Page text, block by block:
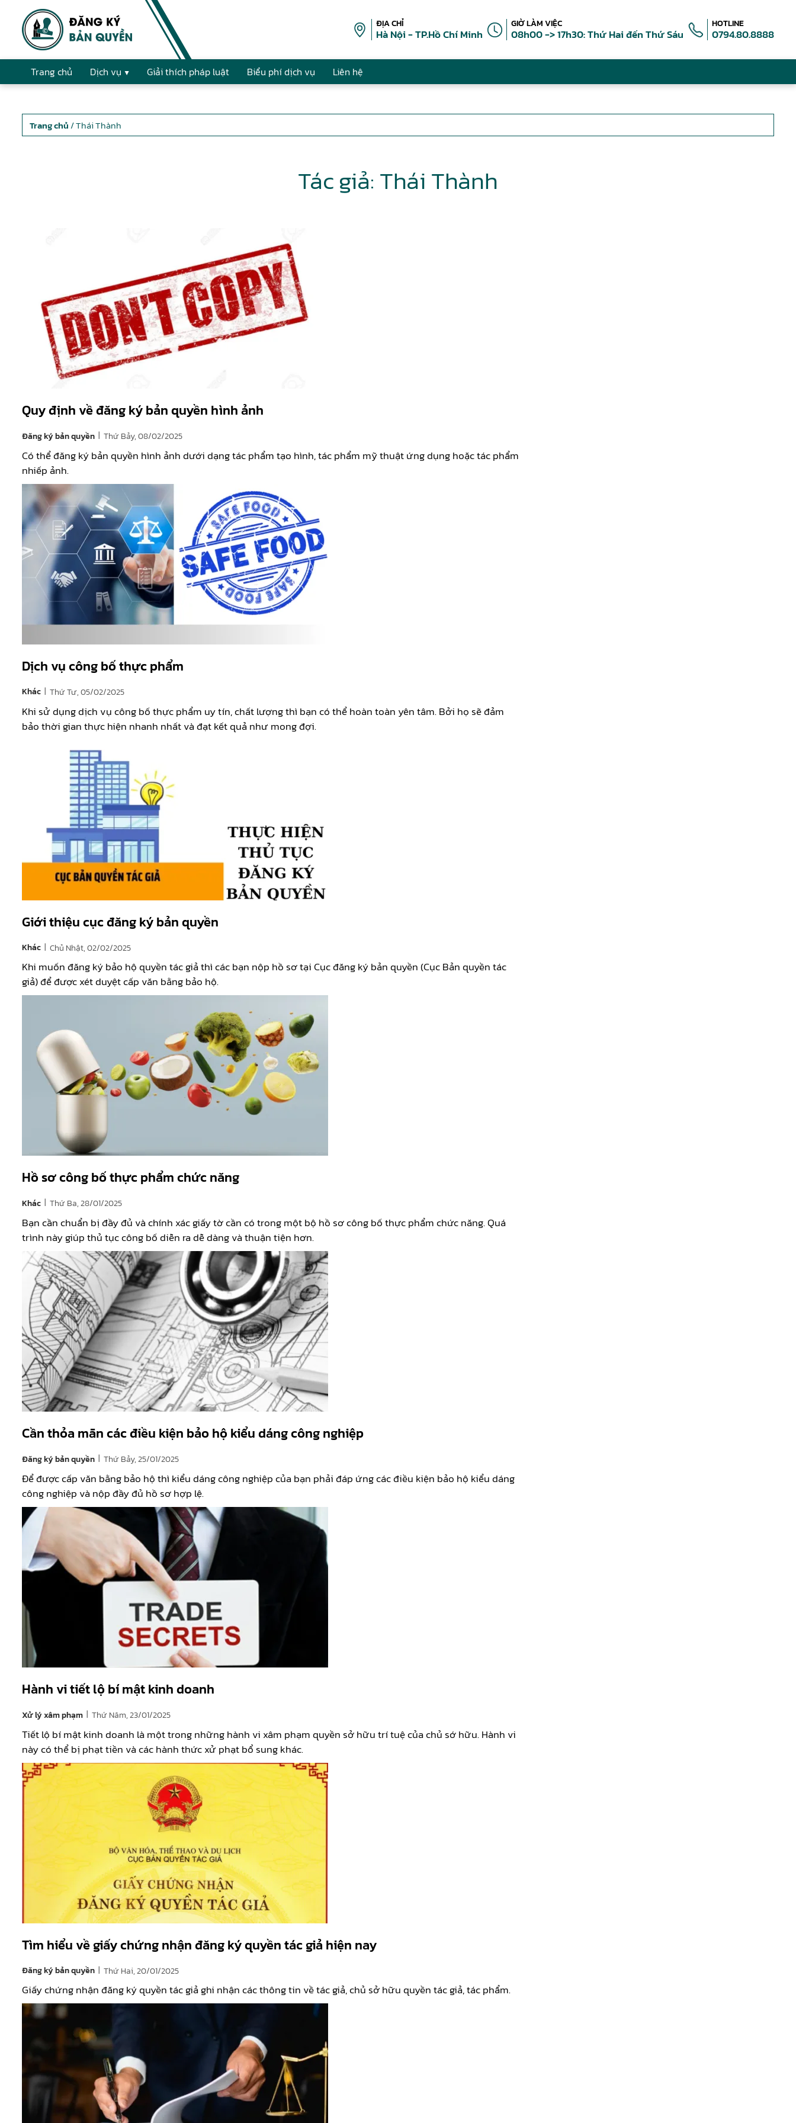
ĐỊA CHỈ
Hà Nội - TP.Hồ Chí Minh
GIỜ LÀM VIỆC
08h00 -> 17h30: Thứ Hai đến Thứ Sáu
HOTLINE
0794.80.8888
Trang chủ Dịch vụ Giải thích pháp luật Biểu phí dịch vụ Liên hệ
Trang chủ / Thái Thành
Tác giả: Thái Thành
Quy định về đăng ký bản quyền hình ảnh
Đăng ký bản quyền | Thứ Bảy, 08/02/2025
Có thể đăng ký bản quyền hình ảnh dưới dạng tác phẩm tạo hình, tác phẩm mỹ thuật ứng dụng hoặc tác phẩm
nhiếp ảnh.
Dịch vụ công bố thực phẩm
Khác | Thứ Tư, 05/02/2025
Khi sử dụng dịch vụ công bố thực phẩm uy tín, chất lượng thì bạn có thể hoàn toàn yên tâm. Bởi họ sẽ đảm
bảo thời gian thực hiện nhanh nhất và đạt kết quả như mong đợi.
Giới thiệu cục đăng ký bản quyền
Khác | Chủ Nhật, 02/02/2025
Khi muốn đăng ký bảo hộ quyền tác giả thì các bạn nộp hồ sơ tại Cục đăng ký bản quyền (Cục Bản quyền tác
giả) để được xét duyệt cấp văn bằng bảo hộ.
Hồ sơ công bố thực phẩm chức năng
Khác | Thứ Ba, 28/01/2025
Bạn cần chuẩn bị đầy đủ và chính xác giấy tờ cần có trong một bộ hồ sơ công bố thực phẩm chức năng. Quá
trình này giúp thủ tục công bố diễn ra dễ dàng và thuận tiện hơn.
Cần thỏa mãn các điều kiện bảo hộ kiểu dáng công nghiệp
Đăng ký bản quyền | Thứ Bảy, 25/01/2025
Để được cấp văn bằng bảo hộ thì kiểu dáng công nghiệp của bạn phải đáp ứng các điều kiện bảo hộ kiểu dáng
công nghiệp và nộp đầy đủ hồ sơ hợp lệ.
Hành vi tiết lộ bí mật kinh doanh
Xử lý xâm phạm | Thứ Năm, 23/01/2025
Tiết lộ bí mật kinh doanh là một trong những hành vi xâm phạm quyền sở hữu trí tuệ của chủ sớ hữu. Hành vi
này có thể bị phạt tiền và các hành thức xử phạt bổ sung khác.
Tìm hiểu về giấy chứng nhận đăng ký quyền tác giả hiện nay
Đăng ký bản quyền | Thứ Hai, 20/01/2025
Giấy chứng nhận đăng ký quyền tác giả ghi nhận các thông tin về tác giả, chủ sở hữu quyền tác giả, tác phẩm.